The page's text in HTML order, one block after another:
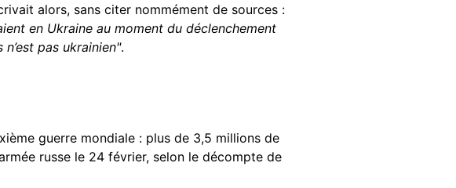
alors, sans citer nommément de sources :
en Ukraine au moment du déclenchement
pas ukrainien".
guerre mondiale : plus de 3,5 millions de
russe le 24 février, selon le décompte de